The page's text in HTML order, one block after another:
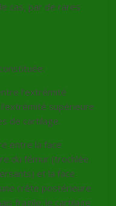
cas, par de rares
l’extrémité
supérieure
de cartilage.
entre la face
du fémur (trochlée
et la face
crête postérieure
fragile: le cartilage